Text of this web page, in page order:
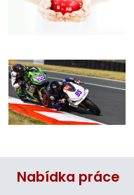
Nabídka práce